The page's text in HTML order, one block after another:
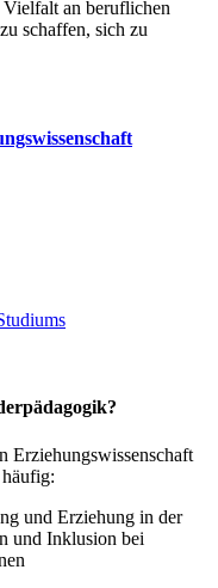
Vielfalt an beruflichen
schaffen, sich zu
Erziehungswissenschaft
und Erziehung in der
und Inklusion bei